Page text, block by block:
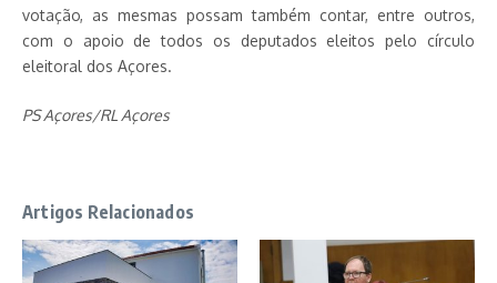
votação, as mesmas possam também contar, entre outros,
com o apoio de todos os deputados eleitos pelo círculo
eleitoral dos Açores.
PS Açores/RL Açores
Artigos Relacionados